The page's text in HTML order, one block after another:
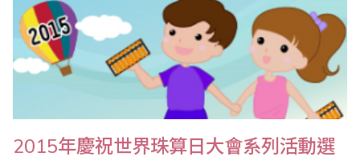
2015年慶祝世界珠算日大會系列活動選